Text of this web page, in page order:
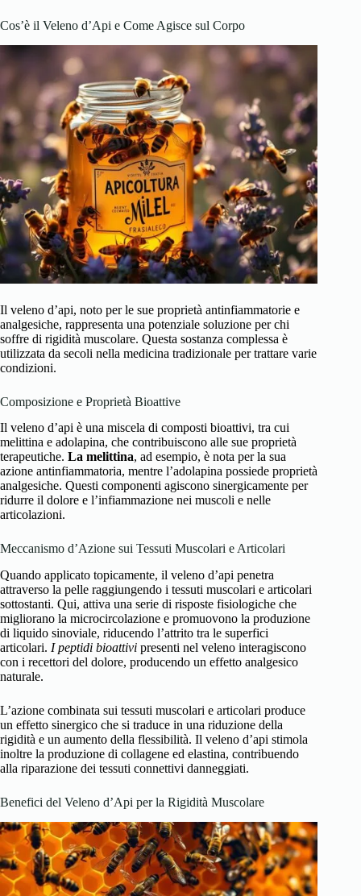
Cos’è il Veleno d’Api e Come Agisce sul Corpo
Il veleno d’api, noto per le sue proprietà antinfiammatorie e
analgesiche, rappresenta una potenziale soluzione per chi
soffre di rigidità muscolare. Questa sostanza complessa è
utilizzata da secoli nella medicina tradizionale per trattare varie
condizioni.
Composizione e Proprietà Bioattive
Il veleno d’api è una miscela di composti bioattivi, tra cui
melittina e adolapina, che contribuiscono alle sue proprietà
terapeutiche. La melittina, ad esempio, è nota per la sua
azione antinfiammatoria, mentre l’adolapina possiede proprietà
analgesiche. Questi componenti agiscono sinergicamente per
ridurre il dolore e l’infiammazione nei muscoli e nelle
articolazioni.
Meccanismo d’Azione sui Tessuti Muscolari e Articolari
Quando applicato topicamente, il veleno d’api penetra
attraverso la pelle raggiungendo i tessuti muscolari e articolari
sottostanti. Qui, attiva una serie di risposte fisiologiche che
migliorano la microcircolazione e promuovono la produzione
di liquido sinoviale, riducendo l’attrito tra le superfici
articolari. I peptidi bioattivi presenti nel veleno interagiscono
con i recettori del dolore, producendo un effetto analgesico
naturale.
L’azione combinata sui tessuti muscolari e articolari produce
un effetto sinergico che si traduce in una riduzione della
rigidità e un aumento della flessibilità. Il veleno d’api stimola
inoltre la produzione di collagene ed elastina, contribuendo
alla riparazione dei tessuti connettivi danneggiati.
Benefici del Veleno d’Api per la Rigidità Muscolare